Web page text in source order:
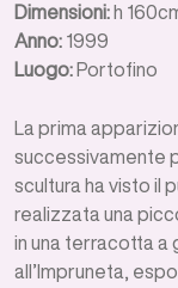
Dimensioni: h
Anno: 1999
Luogo: Portofino
La prima
successivamente
scultura ha visto il
realizzata una
in una terracotta a
all’Impruneta,